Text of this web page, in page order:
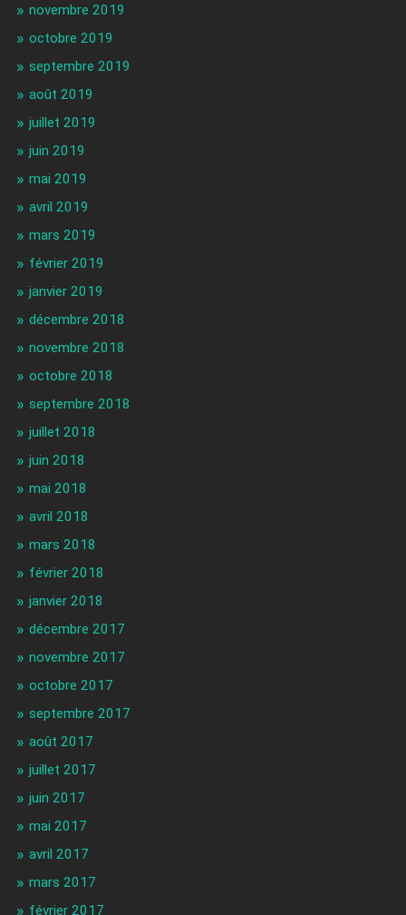
novembre 2019
octobre 2019
septembre 2019
août 2019
juillet 2019
juin 2019
mai 2019
avril 2019
mars 2019
février 2019
janvier 2019
décembre 2018
novembre 2018
octobre 2018
septembre 2018
juillet 2018
juin 2018
mai 2018
avril 2018
mars 2018
février 2018
janvier 2018
décembre 2017
novembre 2017
octobre 2017
septembre 2017
août 2017
juillet 2017
juin 2017
mai 2017
avril 2017
mars 2017
février 2017